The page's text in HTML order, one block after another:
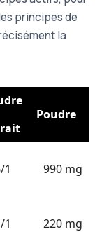
principes de
la
Poudre
1 990 mg
1 220 mg